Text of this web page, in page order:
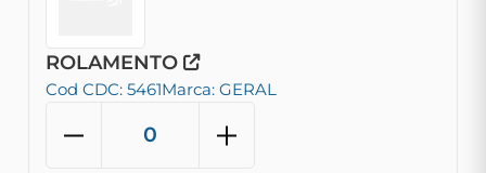
ROLAMENTO
Cod CDC: 5461Marca: GERAL